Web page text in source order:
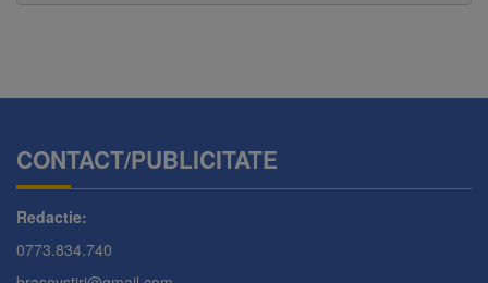
CONTACT/PUBLICITATE
Redactie:
0773.834.740